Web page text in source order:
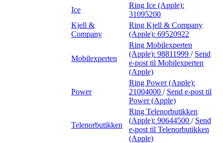
Ice
Ring Ice (Apple):
31095200
Kjell &
Company
Ring Kjell & Company
(Apple): 69520922
Mobilexperten
Ring Mobilexperten
(Apple): 98811999 / Send
e-post til Mobilexperten
(Apple)
Power
Ring Power (Apple):
21004000 / Send e-post til
Power (Apple)
Telenorbutikken
Ring Telenorbutikken
(Apple): 90644500 / Send
e-post til Telenorbutikken
(Apple)